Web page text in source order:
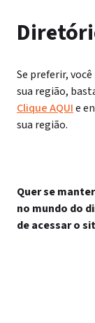
Se preferir,
sua região,
Clique AQUIe
sua região.
Quer se
no mundo do
de acessar o